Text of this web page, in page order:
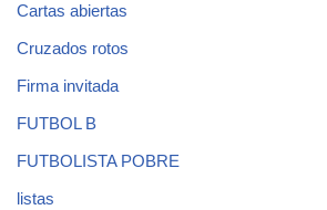
Cartas abiertas
Cruzados rotos
Firma invitada
FUTBOL B
FUTBOLISTA POBRE
listas